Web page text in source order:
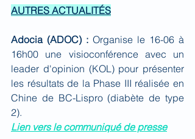
AUTRES ACTUALITÉS
Adocia (ADOC) : Organise le 16-06 à
16h00 une visioconférence avec un
leader d'opinion (KOL) pour présenter
les résultats de la Phase III réalisée en
Chine de BC-Lispro (diabète de type
2).
Lien vers le communiqué de presse